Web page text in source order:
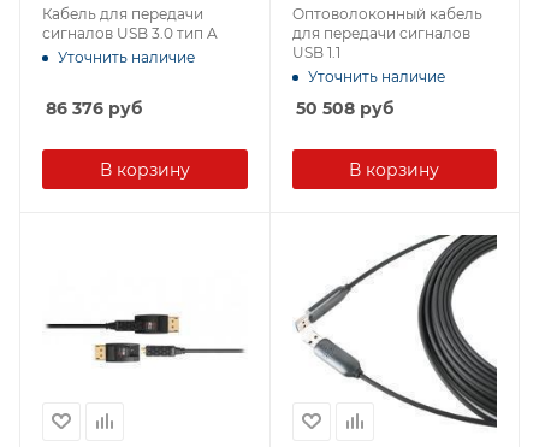
Кабель для передачи
сигналов USB 3.0 тип A
Уточнить наличие
86 376 руб
В корзину
Оптоволоконный кабель
для передачи сигналов
USB 1.1
Уточнить наличие
50 508руб
В корзину